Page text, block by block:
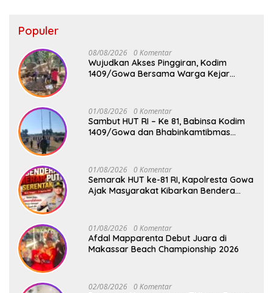
Populer
08/08/2026 0 Komentar
Wujudkan Akses Pinggiran, Kodim
1409/Gowa Bersama Warga Kejar
01/08/2026 0 Komentar
Sambut HUT RI – Ke 81, Babinsa Kodim
1409/Gowa dan Bhabinkamtibmas
01/08/2026 0 Komentar
Semarak HUT ke-81 RI, Kapolresta Gowa
Ajak Masyarakat Kibarkan Bendera
01/08/2026 0 Komentar
Afdal Mapparenta Debut Juara di
Makassar Beach Championship 2026
02/08/2026 0 Komentar